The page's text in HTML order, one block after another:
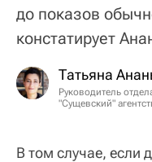
до показов
констатирует
Татьяна
Руководитель
"Сущевский"
В том случае, если